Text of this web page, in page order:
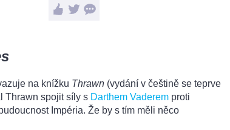
na knížku Thrawn (vydání v češtině se teprve
Thrawn spojit síly s Darthem Vaderem proti
Impéria. Že by s tím měli něco